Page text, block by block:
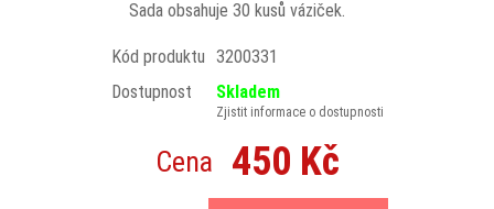
Sada obsahuje 30 kusů váziček.
Kód produktu 3200331
Dostupnost
Skladem
Zjistit informace o dostupnosti
Cena 450 Kč